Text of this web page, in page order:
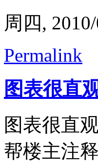
周四,
Permalink
图表很直
图表很直
帮楼主注